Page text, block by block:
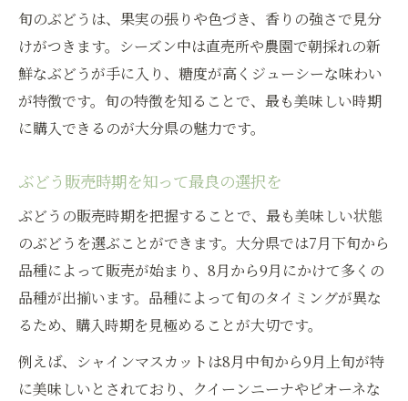
旬のぶどうは、果実の張りや色づき、香りの強さで見分
けがつきます。シーズン中は直売所や農園で朝採れの新
鮮なぶどうが手に入り、糖度が高くジューシーな味わい
が特徴です。旬の特徴を知ることで、最も美味しい時期
に購入できるのが大分県の魅力です。
ぶどう販売時期を知って最良の選択を
ぶどうの販売時期を把握することで、最も美味しい状態
のぶどうを選ぶことができます。大分県では7月下旬から
品種によって販売が始まり、8月から9月にかけて多くの
品種が出揃います。品種によって旬のタイミングが異な
るため、購入時期を見極めることが大切です。
例えば、シャインマスカットは8月中旬から9月上旬が特
に美味しいとされており、クイーンニーナやピオーネな